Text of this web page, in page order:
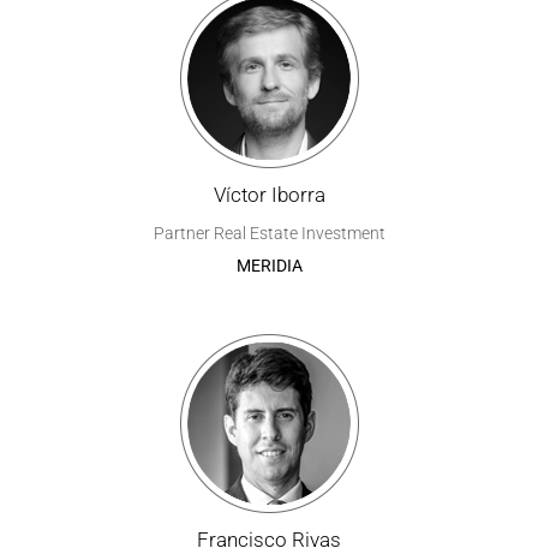
Víctor Iborra
Partner Real Estate Investment
MERIDIA
Francisco Rivas